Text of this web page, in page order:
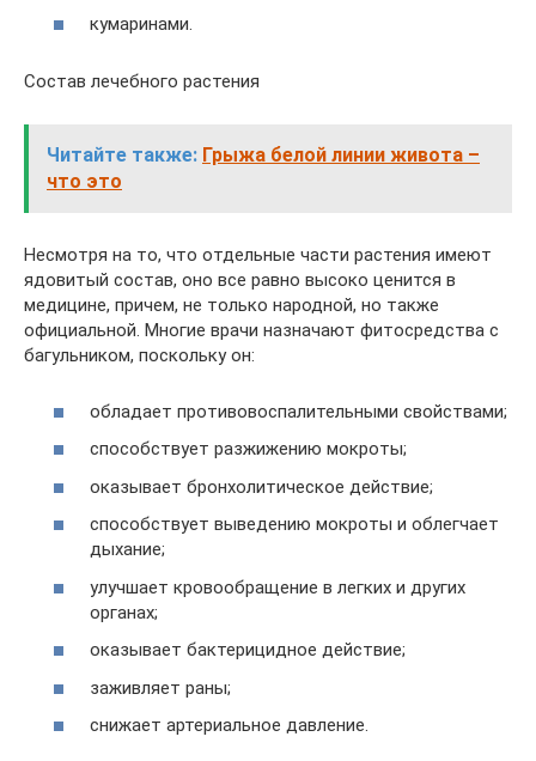
кумаринами.
Состав лечебного растения
Читайте также: Грыжа белой линии живота –
что это
Несмотря на то, что отдельные части растения имеют
ядовитый состав, оно все равно высоко ценится в
медицине, причем, не только народной, но также
официальной. Многие врачи назначают фитосредства с
багульником, поскольку он:
обладает противовоспалительными свойствами;
способствует разжижению мокроты;
оказывает бронхолитическое действие;
способствует выведению мокроты и облегчает
дыхание;
улучшает кровообращение в легких и других
органах;
оказывает бактерицидное действие;
заживляет раны;
снижает артериальное давление.